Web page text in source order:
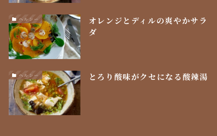
ヘルシー
オレンジとディルの爽やかサラ
ダ
ヘルシー とろり酸味がクセになる酸辣湯